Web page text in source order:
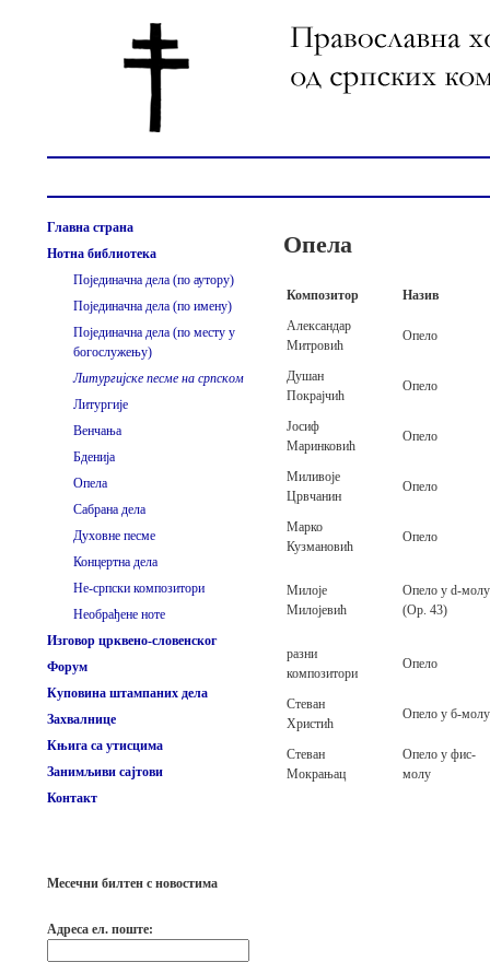
Главна страна
Нотна библиотека
Појединачна дела (по аутору)
Појединачна дела (по имену)
Појединачна дела (по месту у
богослужењу)
Литургијске песме на српском
Литургије
Венчања
Бденија
Опела
Сабрана дела
Духовне песме
Концертна дела
Не-српски композитори
Необрађене ноте
Изговор црквено-словенског
Форум
Куповина штампаних дела
Захвалнице
Књига са утисцима
Занимљиви сајтови
Контакт
Месечни билтен с новостима
Адреса ел. поште:
Опела
Композитор
Назив
Александар
Митровић
Опело
Душан
Покрајчић
Опело
Јосиф
Маринковић
Опело
Миливоје
Црвчанин
Опело
Марко
Кузмановић
Опело
Милоје
Милојевић
Опело у d-молу
(Op. 43)
разни
композитори
Опело
Стеван
Христић
Опело у б-молу
Стеван
Мокрањац
Опело у фис-
молу